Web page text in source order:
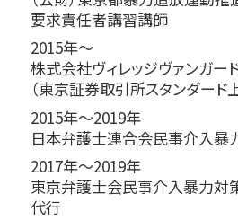
要求責任者講習講師
2015年～
株式会社ヴィレッジヴァンガー
（東京証券取引所スタンダード
2015年～2019年
日本弁護士連合会民事介入暴
2017年～2019年
東京弁護士会民事介入暴力対
代行